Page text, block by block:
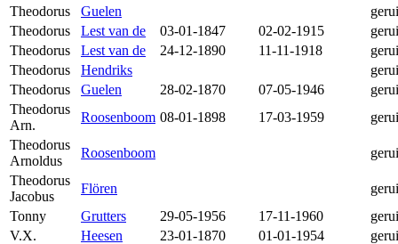
Theodorus
Guelen
Theodorus
Lest van de 03-01-1847 02-02-1915
Theodorus
Lest van de 24-12-1890 11-11-1918
Theodorus
Hendriks
Theodorus
Guelen 28-02-1870 07-05-1946
Theodorus
Arn.
Roosenboom 08-01-1898 17-03-1959
Theodorus
Arnoldus
Roosenboom
Theodorus
Jacobus
Flören
Tonny
Grutters 29-05-1956 17-11-1960
V.X.
Heesen 23-01-1870 01-01-1954